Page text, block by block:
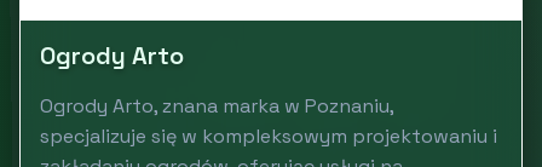
Ogrody Arto
Ogrody Arto, znana marka w Poznaniu,
specjalizuje się w kompleksowym projektowaniu i